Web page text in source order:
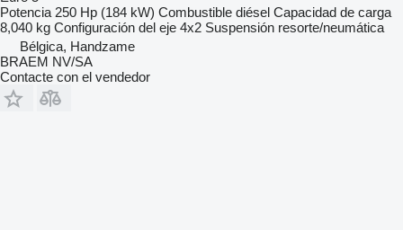
Potencia 250 Hp (184 kW) Combustible diésel Capacidad de carga
8,040 kg Configuración del eje 4x2 Suspensión resorte/neumática
Bélgica, Handzame
BRAEM NV/SA
Contacte con el vendedor